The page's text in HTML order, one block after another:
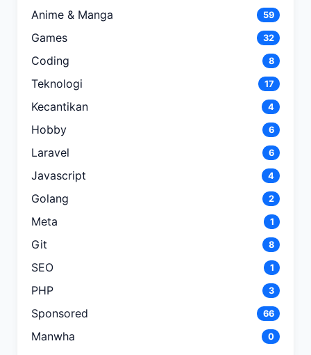
Anime & Manga 59
Games 32
Coding 8
Teknologi 17
Kecantikan 4
Hobby 6
Laravel 6
Javascript 4
Golang 2
Meta 1
Git 8
SEO 1
PHP 3
Sponsored 66
Manwha 0